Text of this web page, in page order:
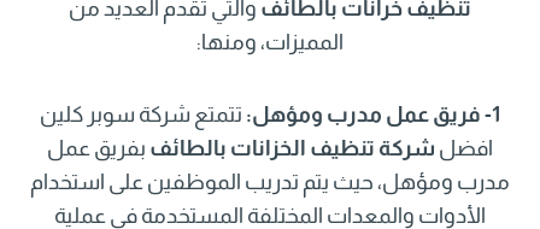
تنظيف خرانات بالطائف والتي تقدم العديد من
المميزات، ومنها:
1- فريق عمل مدرب ومؤهل:
تتمتع شركة سوبر كلين
افضل شركة تنظيف الخزانات بالطائف بفريق عمل
مدرب ومؤهل، حيث يتم تدريب الموظفين على استخدام
الأدوات والمعدات المختلفة المستخدمة في عملية